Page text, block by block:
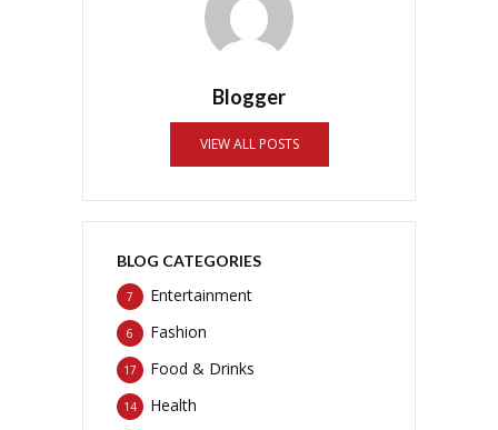
Blogger
VIEW ALL POSTS
BLOG CATEGORIES
Entertainment
7
Fashion
6
Food & Drinks
17
Health
14